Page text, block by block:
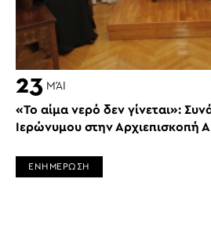
23 ΜΆΙ
«Το αίμα νερό δεν γίνεται»:
Ιερώνυμου στην Αρχιεπισκοπή
ΕΝΗΜΕΡΩΣΗ